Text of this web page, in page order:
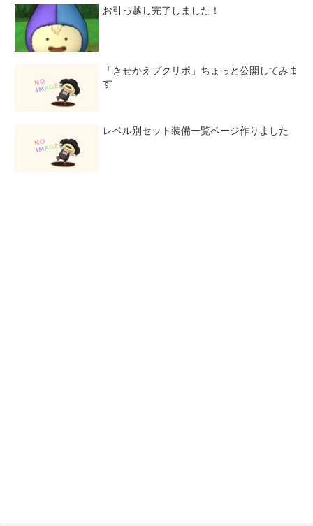
お引っ越し完了しました！
「きせかえプクリポ」ちょっと公開してみま
す
レベル別セット装備一覧ページ作りました